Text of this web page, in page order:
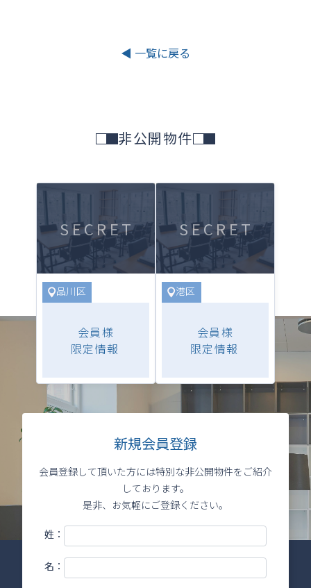
◀ 一覧に戻る
非公開物件
SECRET
品川区
SECRET
港区
新規会員登録
会員登録して頂いた方には特別な非公開物件をご紹介
しております。
是非、お気軽にご登録ください。
姓：
名：